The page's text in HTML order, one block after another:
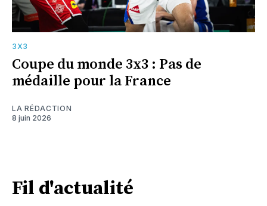
3X3
Coupe du monde 3x3 : Pas de
médaille pour la France
LA RÉDACTION
8 juin 2026
Fil d'actualité